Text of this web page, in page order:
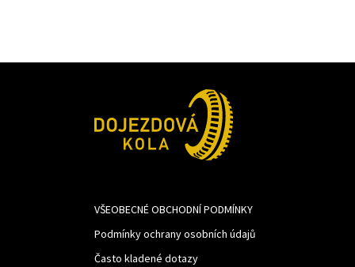
VŠEOBECNÉ OBCHODNÍ PODMÍNKY
Podmínky ochrany osobních údajů
Často kladené dotazy